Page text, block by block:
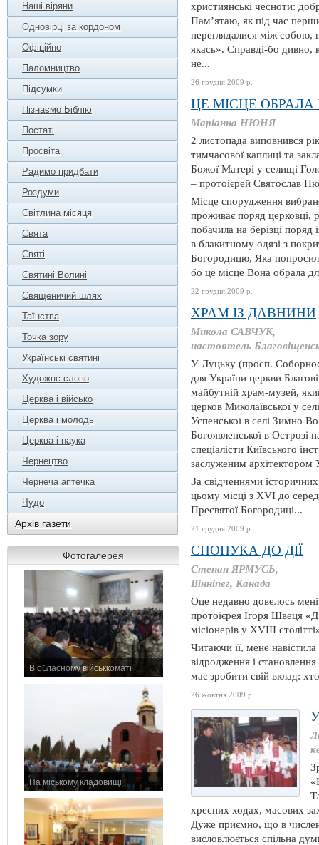
Наші віряни
Одновірці за кордоном
Офіційно
Паломництво
Підсумки
Пізнаємо Біблію
Постаті
Просвіта
Радимо придбати
Роздуми
Світлина місяця
Свята
Святі
Святині Волині
Священичий шлях
Таїнства
Точка зору
Українські святині
Художнє слово
Церква і військо
Церква і молодь
Церква і наука
Чернецтво
Чернеча аптечка
Чудо
Архів газети
Фотогалерея
В обласному військкоматі
На міському кладовищі
християнські чесноти:
Пам’ятаю, як під час
переглядалися між собою,
якась». Справді-бо дивно,
не...
26 грудня 2009 р.
ЦЕ МІСЦЕ ОБРАЛА
Маріанна НЮНЯ
2 листопада виповнився
тимчасової каплиці та
Божої Матері у селищі
– протоієрей Святослав
Місце спорудження
проживає поряд церковці,
побачила на берізці поряд
в блакитному одязі з
Богородицю, Яка
бо це місце Вона обрала
22 грудня 2009 р.
ХРАМ ІЗ ДАВНИНИ
Микола САВЧУК,
настоятель
У Луцьку (просп.
для України церкви
майбутній храм-музей,
церков Миколаївської у
Успенської в селі Зимно
Богоявленської в Острозі
спеціалісти Київського
заслуженим
За свідченнями
цьому місці з ХVІ до
Пресвятої Богородиці...
21 грудня 2009 р.
СПОНУКА ДО ДІЇ
Степан ЯРМУСЬ,
Вінніпег, Канада
Оце недавно довелось
протоієрея Ігоря Швеця
місіонерів у ХVІІІ
Читаючи її, мене
відродження і
має зробити свій вклад:
26 жовтня 2009 р.
хресних ходах, масових
Дуже приємно, що в
висловлюється спільна